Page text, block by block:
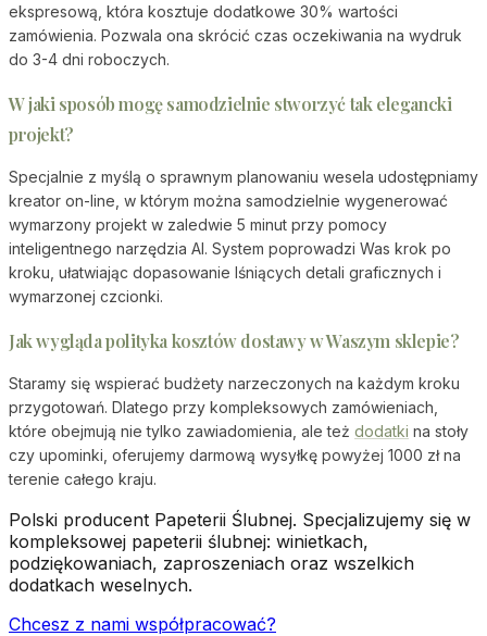
ekspresową, która kosztuje dodatkowe 30% wartości
zamówienia. Pozwala ona skrócić czas oczekiwania na wydruk
do 3-4 dni roboczych.
W jaki sposób mogę samodzielnie stworzyć tak elegancki
projekt?
Specjalnie z myślą o sprawnym planowaniu wesela udostępniamy
kreator on-line, w którym można samodzielnie wygenerować
wymarzony projekt w zaledwie 5 minut przy pomocy
inteligentnego narzędzia AI. System poprowadzi Was krok po
kroku, ułatwiając dopasowanie lśniących detali graficznych i
wymarzonej czcionki.
Jak wygląda polityka kosztów dostawy w Waszym sklepie?
Staramy się wspierać budżety narzeczonych na każdym kroku
przygotowań. Dlatego przy kompleksowych zamówieniach,
które obejmują nie tylko zawiadomienia, ale też dodatki na stoły
czy upominki, oferujemy darmową wysyłkę powyżej 1000 zł na
terenie całego kraju.
Polski producent Papeterii Ślubnej. Specjalizujemy się w
kompleksowej papeterii ślubnej: winietkach,
podziękowaniach, zaproszeniach oraz wszelkich
dodatkach weselnych.
Chcesz z nami współpracować?